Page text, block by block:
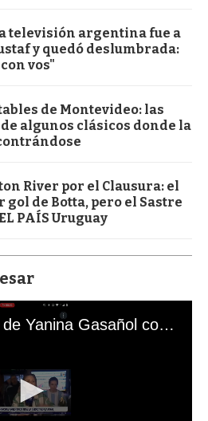
televisión argentina fue a
y quedó deslumbrada:
vos"
de Montevideo: las
algunos clásicos donde la
River por el Clausura: el
gol de Botta, pero el Sastre
PAÍS Uruguay
El mal momento de Yanina Gasañol con un hincha argentino en "Subrayado"